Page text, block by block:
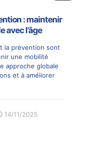
: maintenir
avec l’âge
la prévention sont
une mobilité
approche globale
et à améliorer
14/11/2025